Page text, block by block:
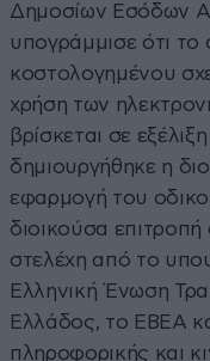
Δημοσίων Εσόδων
υπογράμμισε ότι
κοστολογημένου
χρήση των
βρίσκεται σε
δημιουργήθηκε η
εφαρμογή του
διοικούσα
στελέχη από το
Ελληνική Ένωση
Ελλάδος, το ΕΒΕΑ
πληροφορικής και